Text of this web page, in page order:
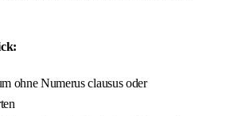
ohne Numerus clausus oder